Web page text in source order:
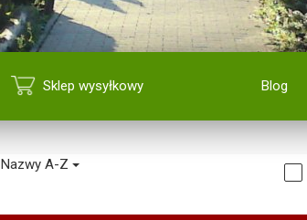
Sklep wysyłkowy Blog
Nazwy A-Z